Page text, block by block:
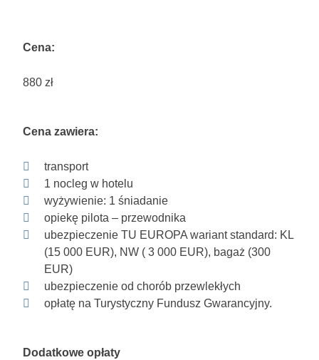
Cena:
880 zł
Cena zawiera:
transport
1 nocleg w hotelu
wyżywienie: 1 śniadanie
opiekę pilota – przewodnika
ubezpieczenie TU EUROPA wariant standard: KL
(15 000 EUR), NW ( 3 000 EUR), bagaż (300
EUR)
ubezpieczenie od chorób przewlekłych
opłatę na Turystyczny Fundusz Gwarancyjny.
Dodatkowe opłaty